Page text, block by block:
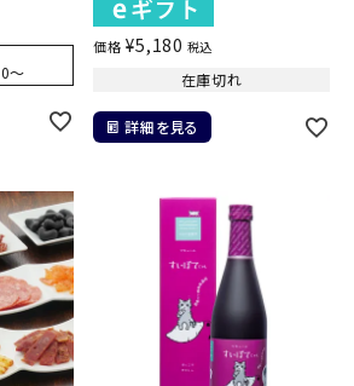
〜
価格 ¥5,180 税込
在庫切れ
詳細を見る